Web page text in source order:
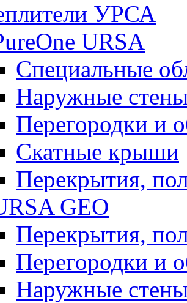
УРСА
URSA
Специальные
Наружные
Перегородки и
Скатные крыши
Перекрытия,
GEO
Перекрытия,
Перегородки и
Наружные